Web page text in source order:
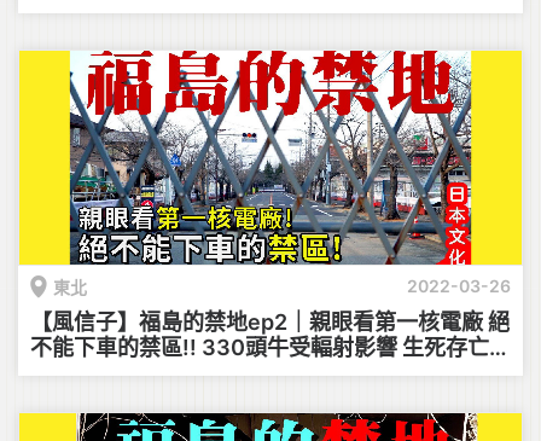
東北 2022-03-26
【風信子】福島的禁地ep2｜親眼看第一核電廠 絕
不能下車的禁區!! 330頭牛受輻射影響 生死存亡課
題